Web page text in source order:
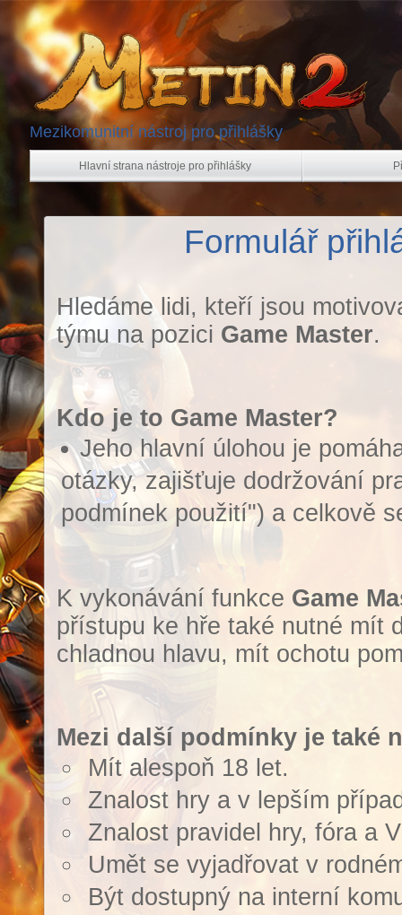
Mezikomunitní nástroj pro přihlášky
Hlavní strana nástroje pro přihlášky
Formulář
Hledáme lidi, kteří jsou
týmu na pozici Game Master.
Kdo je to Game Master?
Jeho hlavní úlohou je
otázky, zajišťuje dodržování
podmínek použití") a celkově
K vykonávání funkce Game
přístupu ke hře také nutné mít
chladnou hlavu, mít ochotu
Mezi další podmínky je také
Mít alespoň 18 let.
Znalost hry a v lepším
Znalost pravidel hry, fóra a
Umět se vyjadřovat v
Být dostupný na interní